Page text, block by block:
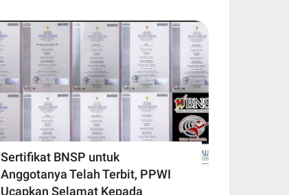
Sertifikat BNSP untuk
Anggotanya Telah Terbit, PPWI
Ucapkan Selamat Kepada